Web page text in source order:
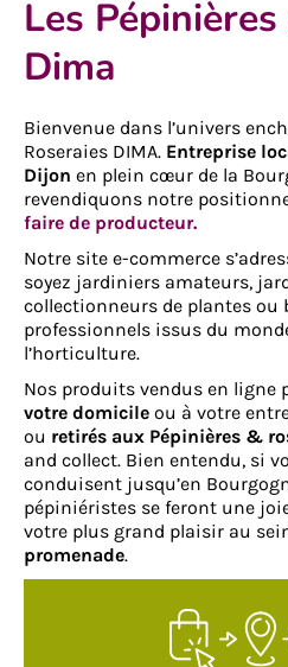
Les
Dima
Bienvenue dans l’univers
Roseraies DIMA. Entreprise
Dijon en plein cœur de la
revendiquons notre
faire de producteur.
Notre site e-commerce
soyez jardiniers amateurs,
collectionneurs de plantes ou
professionnels issus du
l’horticulture.
Nos produits vendus en ligne
votre domicile ou à votre
ou retirés aux Pépinières &
and collect. Bien entendu, si
conduisent jusqu’en
pépiniéristes se feront une
votre plus grand plaisir au
promenade.